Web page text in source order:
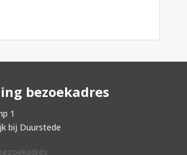
bezoekadres
1
bij Duurstede